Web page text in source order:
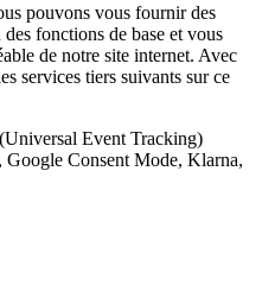
pouvons vous fournir des
fonctions de base et vous
de notre site internet. Avec
services tiers suivants sur ce
Event Tracking)
Consent Mode, Klarna,